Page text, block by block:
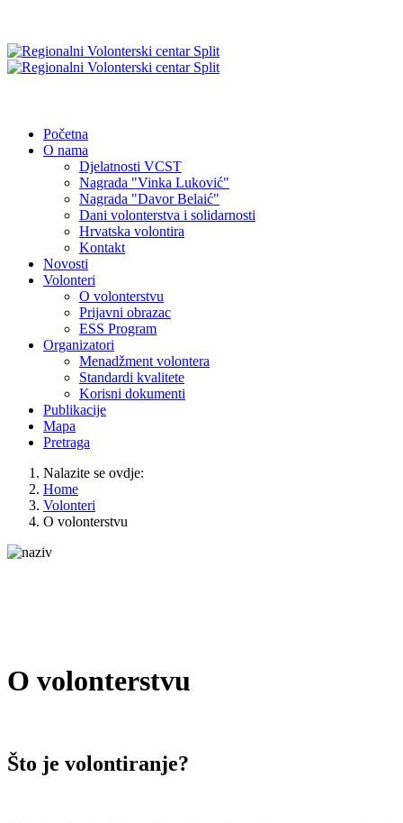
Početna
O nama
Djelatnosti VCST
Nagrada "Vinka Luković"
Nagrada "Davor Belaić"
Dani volonterstva i solidarnosti
Hrvatska volontira
Kontakt
Novosti
Volonteri
O volonterstvu
Prijavni obrazac
ESS Program
Organizatori
Menadžment volontera
Standardi kvalitete
Korisni dokumenti
Publikacije
Mapa
Pretraga
Nalazite se ovdje:
Home
Volonteri
O volonterstvu
O volonterstvu
Što je volontiranje?